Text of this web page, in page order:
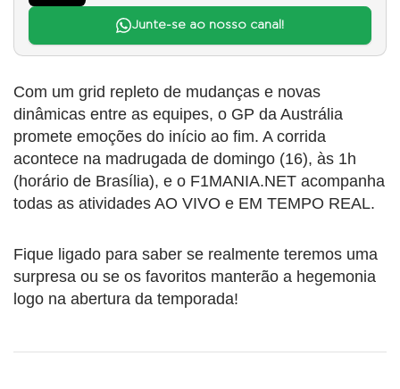
Junte-se ao nosso canal!
Com um grid repleto de mudanças e novas
dinâmicas entre as equipes, o GP da Austrália
promete emoções do início ao fim. A corrida
acontece na madrugada de domingo (16), às 1h
(horário de Brasília), e o F1MANIA.NET acompanha
todas as atividades AO VIVO e EM TEMPO REAL.
Fique ligado para saber se realmente teremos uma
surpresa ou se os favoritos manterão a hegemonia
logo na abertura da temporada!